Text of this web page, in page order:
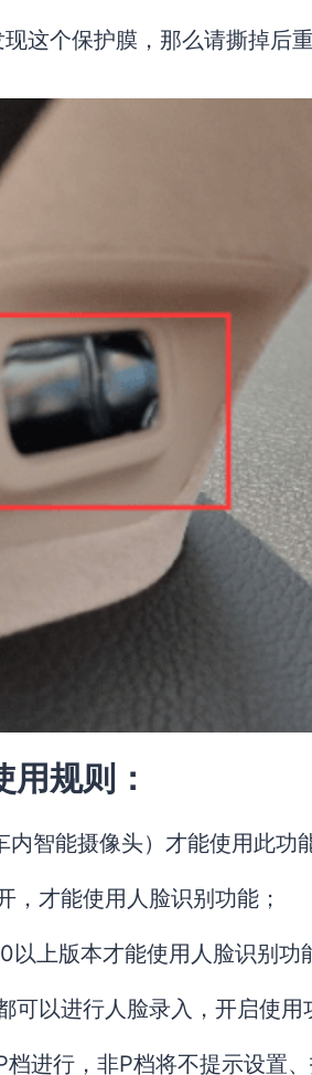
这个保护膜，那么请撕掉后
规则：
内智能摄像头）才能使用此功
，才能使用人脸识别功能；
以上版本才能使用人脸识别功
可以进行人脸录入，开启使用
档进行，非P档将不提示设置